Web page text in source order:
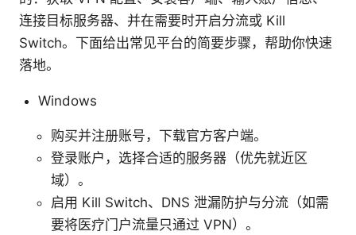
连接目标服务器、并在需要时开启分流或 Kill
Switch。下面给出常见平台的简要步骤，帮助你快速
落地。
Windows
购买并注册账号，下载官方客户端。
登录账户，选择合适的服务器（优先就近区
域）。
启用 Kill Switch、DNS 泄漏防护与分流（如需
要将医疗门户流量只通过 VPN）。